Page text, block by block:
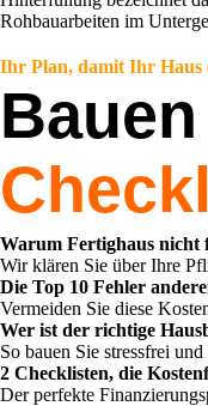
Rohbauarbeiten im
Ihr Plan, damit Ihr Haus
Warum Fertighaus nicht
Wir klären Sie über Ihre
Die Top 10 Fehler
Vermeiden Sie diese
Wer ist der richtige
So bauen Sie stressfrei
2 Checklisten, die
Der perfekte